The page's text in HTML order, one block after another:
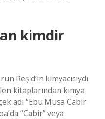
kimdir
Reşid’in kimyacısıydı.
kitaplarından kimya
adı “Ebu Musa Cabir
“Cabir” veya